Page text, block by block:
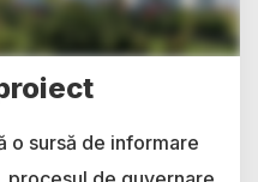
o sursă de informare